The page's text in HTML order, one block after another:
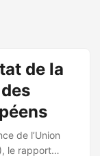
de la
de l’Union
le rapport